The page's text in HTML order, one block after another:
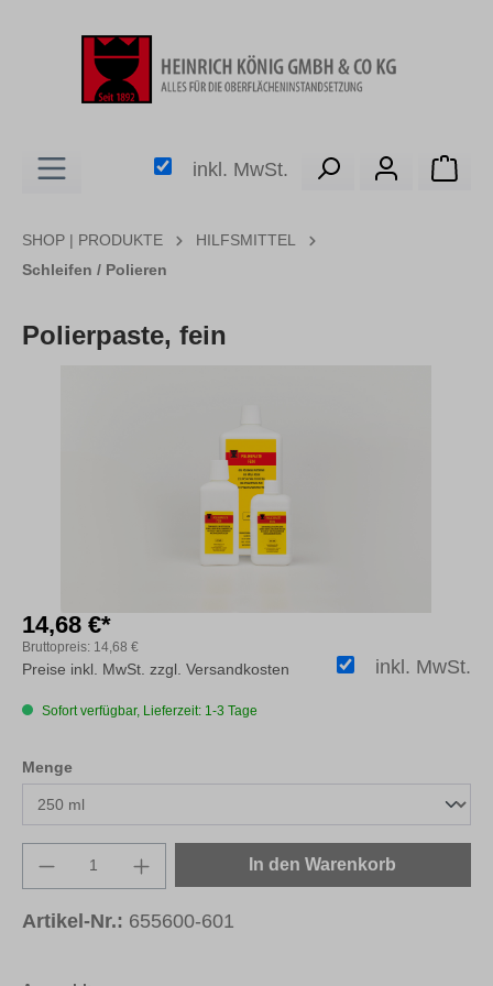
inkl. MwSt.
SHOP | PRODUKTE
HILFSMITTEL
Schleifen / Polieren
Polierpaste, fein
14,68 €*
Bruttopreis: 14,68 €
inkl. MwSt.
Preise inkl. MwSt. zzgl. Versandkosten
Sofort verfügbar, Lieferzeit: 1-3 Tage
Mengeauswählen
Produkt Anzahl: Gib den gewünschten
In den Warenkorb
Artikel-Nr.: 655600-601